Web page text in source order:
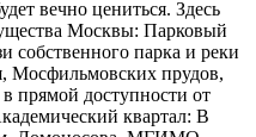
вечно цениться. Здесь
Москвы: Парковый
собственного парка и реки
Мосфильмовских прудов,
прямой доступности от
квартал: В